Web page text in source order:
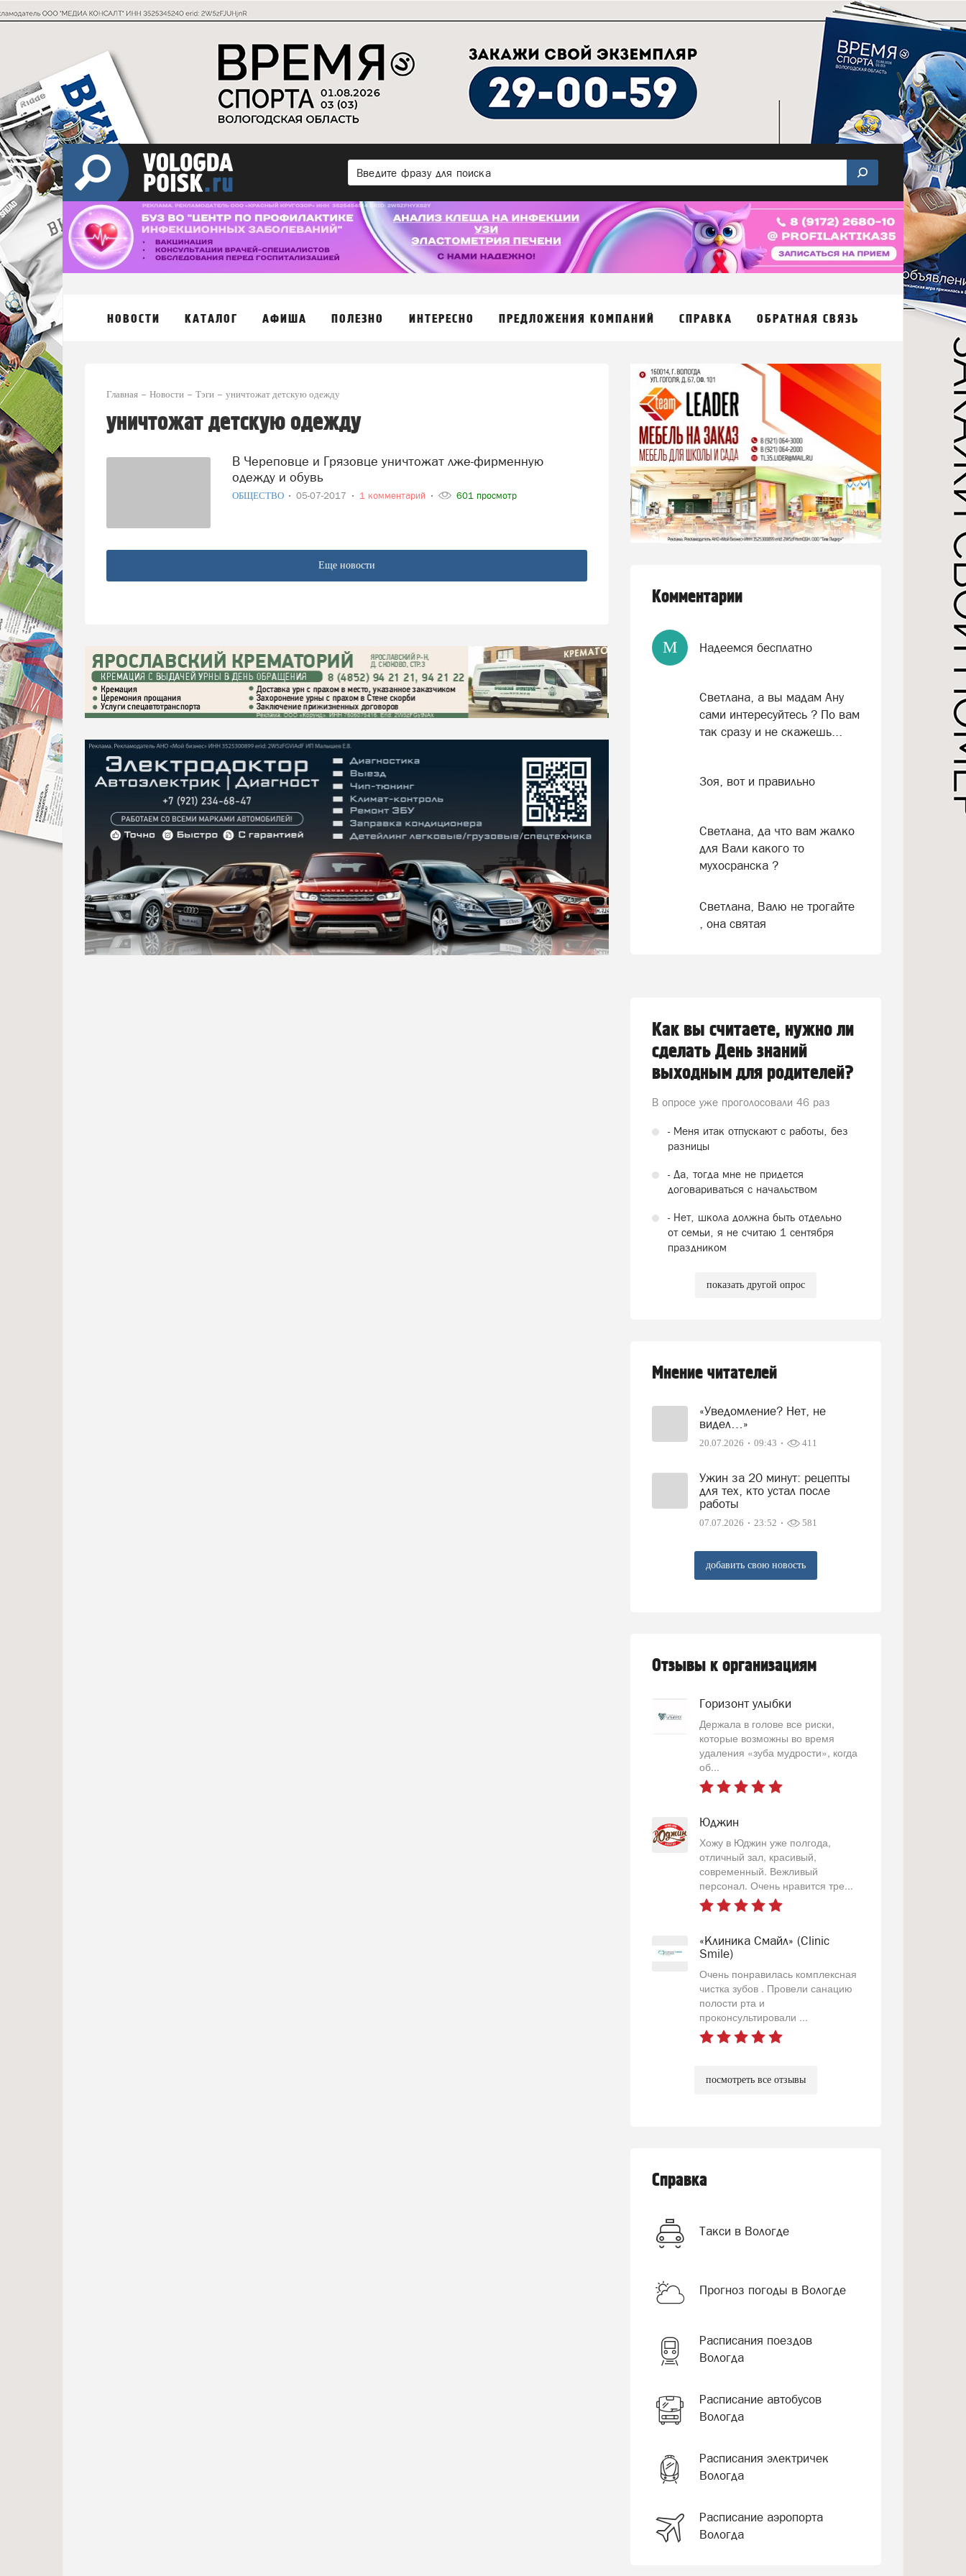
НОВОСТИ КАТАЛОГ АФИША ПОЛЕЗНО ИНТЕРЕСНО ПРЕДЛОЖЕНИЯ КОМПАНИЙ СПРАВКА ОБРАТНАЯ СВЯЗЬ
Главная Новости Тэги уничтожат детскую одежду
уничтожат детскую одежду
В Череповце и Грязовце уничтожат лже-фирменную
одежду и обувь
ОБЩЕСТВО 05-07-2017 1 комментарий 601 просмотр
Еще новости
Комментарии
М Надеемся бесплатно
Светлана, а вы мадам Ану
сами интересуйтесь ? По вам
так сразу и не скажешь...
Зоя, вот и правильно
Светлана, да что вам жалко
для Вали какого то
мухосранска ?
Светлана, Валю не трогайте
, она святая
Как вы считаете, нужно ли
сделать День знаний
выходным для родителей?
В опросе уже проголосовали 46 раз
- Меня итак отпускают с работы, без
разницы
- Да, тогда мне не придется
договариваться с начальством
- Нет, школа должна быть отдельно
от семьи, я не считаю 1 сентября
праздником
показать другой опрос
Мнение читателей
«Уведомление? Нет, не
видел…»
20.07.2026 09:43 411
Ужин за 20 минут: рецепты
для тех, кто устал после
работы
07.07.2026 23:52 581
добавить свою новость
Отзывы к организациям
Горизонт улыбки
Держала в голове все риски,
которые возможны во время
удаления «зуба мудрости», когда
об...
Юджин
Хожу в Юджин уже полгода,
отличный зал, красивый,
современный. Вежливый
персонал. Очень нравится тре...
«Клиника Смайл» (Clinic
Smile)
Очень понравилась комплексная
чистка зубов . Провели санацию
полости рта и
проконсультировали ...
посмотреть все отзывы
Справка
Такси в Вологде
Прогноз погоды в Вологде
Расписания поездов
Вологда
Расписание автобусов
Вологда
Расписания электричек
Вологда
Расписание аэропорта
Вологда